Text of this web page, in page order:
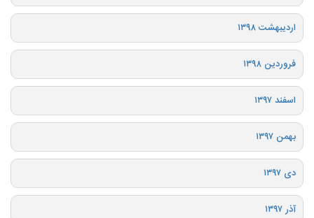
اردیبهشت ۱۳۹۸
فروردین ۱۳۹۸
اسفند ۱۳۹۷
بهمن ۱۳۹۷
دی ۱۳۹۷
آذر ۱۳۹۷